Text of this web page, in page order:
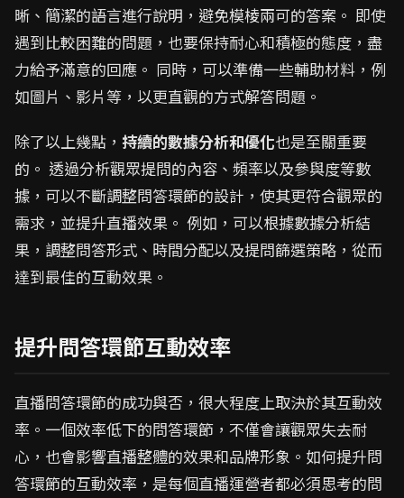
晰、簡潔的語言進行說明，避免模棱兩可的答案。 即使
遇到比較困難的問題，也要保持耐心和積極的態度，盡
力給予滿意的回應。 同時，可以準備一些輔助材料，例
如圖片、影片等，以更直觀的方式解答問題。
除了以上幾點， 持續的數據分析和優化也是至關重要
的。 透過分析觀眾提問的內容、頻率以及參與度等數
據，可以不斷調整問答環節的設計，使其更符合觀眾的
需求，並提升直播效果。 例如，可以根據數據分析結
果，調整問答形式、時間分配以及提問篩選策略，從而
達到最佳的互動效果。
提升問答環節互動效率
直播問答環節的成功與否，很大程度上取決於其互動效
率。一個效率低下的問答環節，不僅會讓觀眾失去耐
心，也會影響直播整體的效果和品牌形象。如何提升問
答環節的互動效率，是每個直播運營者都必須思考的問